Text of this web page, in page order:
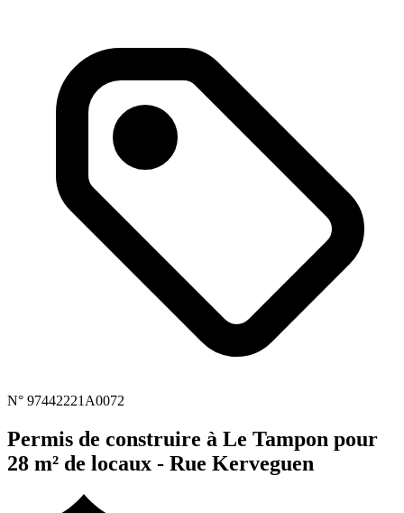
N° 97442221A0072
Permis de construire à Le Tampon pour
28 m² de locaux - Rue Kerveguen